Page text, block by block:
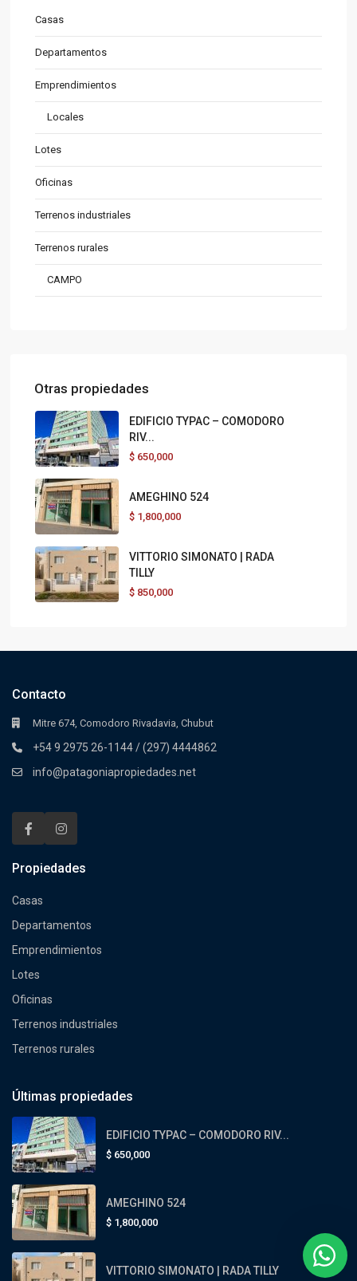
Casas
Departamentos
Emprendimientos
Locales
Lotes
Oficinas
Terrenos industriales
Terrenos rurales
CAMPO
Otras propiedades
EDIFICIO TYPAC – COMODORO
RIV...
$ 650,000
AMEGHINO 524
$ 1,800,000
VITTORIO SIMONATO | RADA
TILLY
$ 850,000
Contacto
Mitre 674, Comodoro Rivadavia, Chubut
+54 9 2975 26-1144 / (297) 4444862
info@patagoniapropiedades.net
Propiedades
Casas
Departamentos
Emprendimientos
Lotes
Oficinas
Terrenos industriales
Terrenos rurales
Últimas propiedades
EDIFICIO TYPAC – COMODORO RIV...
$ 650,000
AMEGHINO 524
$ 1,800,000
VITTORIO SIMONATO | RADA TILLY